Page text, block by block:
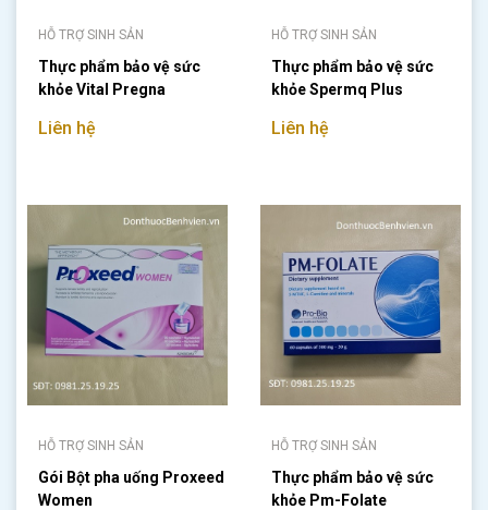
HỖ TRỢ SINH SẢN
Thực phẩm bảo vệ sức
khỏe Vital Pregna
Liên hệ
HỖ TRỢ SINH SẢN
Thực phẩm bảo vệ sức
khỏe Spermq Plus
Liên hệ
HỖ TRỢ SINH SẢN
Gói Bột pha uống Proxeed
Women
HỖ TRỢ SINH SẢN
Thực phẩm bảo vệ sức
khỏe Pm-Folate